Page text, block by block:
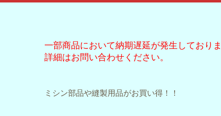
一部商品において納期遅延が発生しており
詳細はお問い合わせください。
ミシン部品や縫製用品がお買い得！！